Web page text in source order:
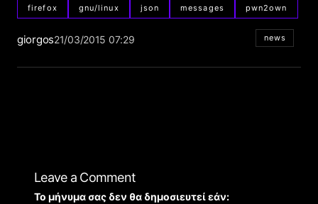
firefox gnu/linux json messages pwn2own
giorgos21/03/2015 07:29 news
Leave a Comment
Το μήνυμα σας δεν θα δημοσιευτεί εάν: